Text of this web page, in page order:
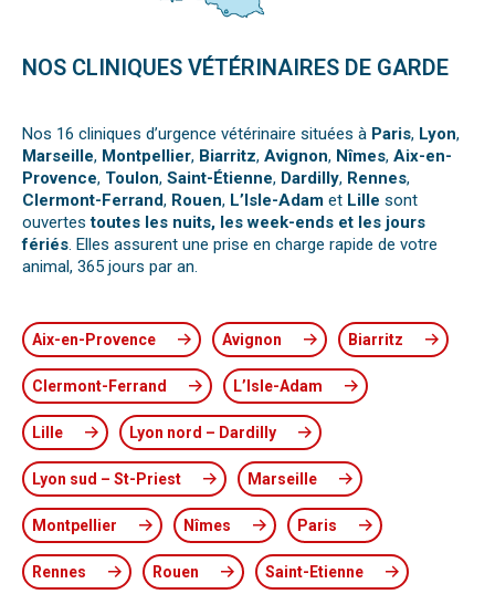
NOS CLINIQUES VÉTÉRINAIRES DE GARDE
Nos 16 cliniques d’urgence vétérinaire situées à Paris, Lyon,
Marseille, Montpellier, Biarritz, Avignon, Nîmes, Aix-en-
Provence, Toulon, Saint-Étienne, Dardilly, Rennes,
Clermont-Ferrand, Rouen, L’Isle-Adam et Lille sont
ouvertestoutes les nuits, les week-ends et les jours
fériés. Elles assurent une prise en charge rapide de votre
animal, 365 jours par an.
Aix-en-Provence Avignon Biarritz
Clermont-Ferrand L’Isle-Adam
Lille Lyon nord – Dardilly
Lyon sud – St-Priest Marseille
Montpellier Nîmes Paris
Rennes Rouen Saint-Etienne